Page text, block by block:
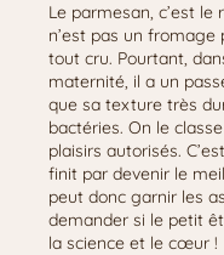
Le parmesan, c’est le
n’est pas un
tout cru. Pourtant,
maternité, il a un
que sa texture très
bactéries. On le
plaisirs autorisés.
finit par devenir le
peut donc garnir les
demander si le petit
la science et le cœur !